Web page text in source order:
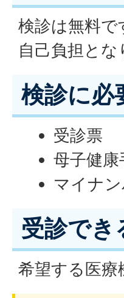
検診は無料
自己負担とな
検診に必
受診票
母子健康
マイナ
受診でき
希望する医